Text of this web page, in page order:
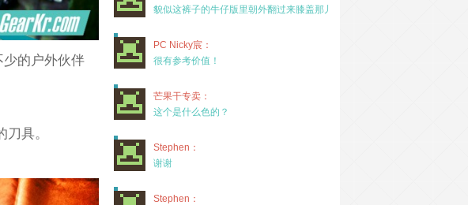
的户外伙伴
具。
貌似这裤子的牛仔版里朝外翻过来膝盖那儿有放护膝的
PC Nicky宸：
很有参考价值！
芒果干专卖：
这个是什么色的？
Stephen：
谢谢
Stephen：